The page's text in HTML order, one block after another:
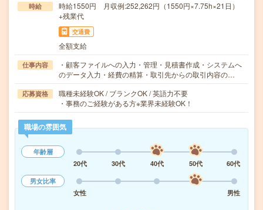
時給
時給1550円 月収例:252,262円（1550円×7.75h×21日）
+残業代
交通費
全額支給
仕事内容
・顧客ファイルへの入力・管理・見積書作成・システムへ
のデータ入力・経費の精算・取引先からの取引内容の…
応募資格
職種未経験OK / ブランクOK / 英語力不要
・事務のご経験がある方※業界未経験OK！
職場の雰囲気
年齢層
20代
30代 40代 50代
60代
男女比率
女性
男性